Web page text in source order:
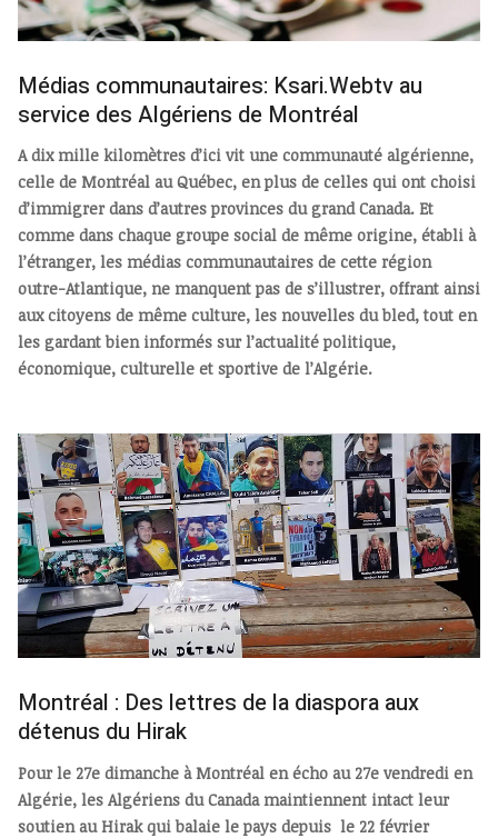
Médias communautaires: Ksari.Webtv au
service des Algériens de Montréal
A dix mille kilomètres d’ici vit une communauté algérienne,
celle de Montréal au Québec, en plus de celles qui ont choisi
d’immigrer dans d’autres provinces du grand Canada. Et
comme dans chaque groupe social de même origine, établi à
l’étranger, les médias communautaires de cette région
outre-Atlantique, ne manquent pas de s’illustrer, offrant ainsi
aux citoyens de même culture, les nouvelles du bled, tout en
les gardant bien informés sur l’actualité politique,
économique, culturelle et sportive de l’Algérie.
Montréal : Des lettres de la diaspora aux
détenus du Hirak
Pour le 27e dimanche à Montréal en écho au 27e vendredi en
Algérie, les Algériens du Canada maintiennent intact leur
soutien au Hirak qui balaie le pays depuis le 22 février